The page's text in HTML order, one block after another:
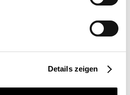
Details zeigen